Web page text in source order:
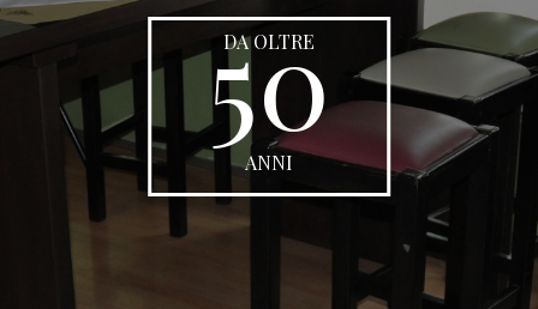
DA OLTRE
50
ANNI